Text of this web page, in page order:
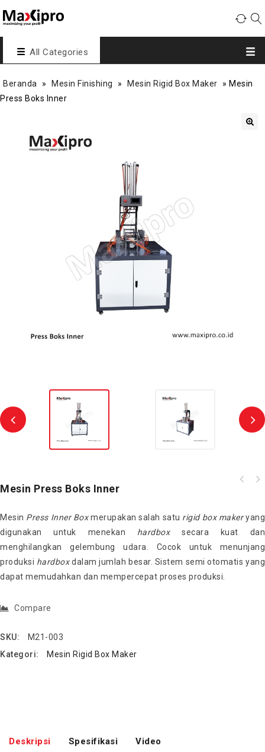
All Categories
Beranda » Mesin Finishing » Mesin Rigid Box Maker » Mesin
Press Boks Inner
Mesin Press Boks Inner
Mesin Press Inner Boxmerupakan salah satu rigid box makeryang
digunakan untuk menekan hardboxsecara kuat dan
menghilangkan gelembung udara. Cocok untuk menunjang
produksi hardboxdalam jumlah besar. Sistem semi otomatis yang
dapat memudahkan dan mempercepat proses produksi.
Compare
SKU:
M21-003
Kategori:
Mesin Rigid Box Maker
Deskripsi Spesifikasi Video